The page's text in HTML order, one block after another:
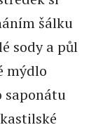
šálku
sody a půl
mýdlo
saponátu